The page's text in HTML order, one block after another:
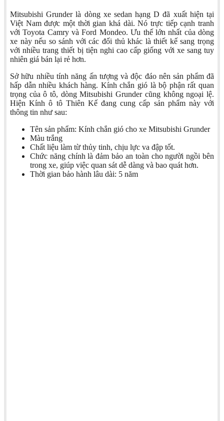
Mitsubishi Grunder là dòng xe sedan hạng D đã xuất hiện tại
Việt Nam được một thời gian khá dài. Nó trực tiếp cạnh tranh
với Toyota Camry và Ford Mondeo. Ưu thế lớn nhất của dòng
xe này nếu so sánh với các đối thủ khác là thiết kế sang trọng
với nhiều trang thiết bị tiện nghi cao cấp giống với xe sang tuy
nhiên giá bán lại rẻ hơn.
Sở hữu nhiều tính năng ấn tượng và độc đáo nên sản phẩm đã
hấp dẫn nhiều khách hàng. Kính chắn gió là bộ phận rất quan
trọng của ô tô, dòng Mitsubishi Grunder cũng không ngoại lệ.
Hiện Kính ô tô Thiên Kế đang cung cấp sản phẩm này với
thông tin như sau:
Tên sản phẩm: Kính chắn gió cho xe Mitsubishi Grunder
Màu trắng
Chất liệu làm từ thủy tinh, chịu lực va đập tốt.
Chức năng chính là đảm bảo an toàn cho người ngồi bên
trong xe, giúp việc quan sát dễ dàng và bao quát hơn.
Thời gian bảo hành lâu dài: 5 năm